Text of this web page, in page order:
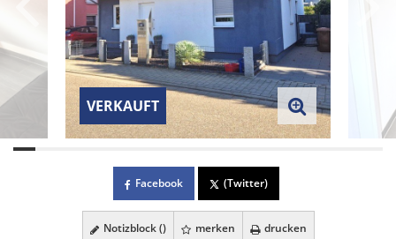
VERKAUFT
Facebook (Twitter)
Notizblock () merken drucken